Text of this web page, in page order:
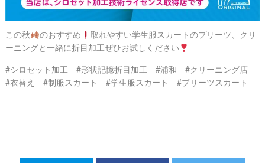
この秋 のおすすめ
取れやすい学生服スカートのプリーツ、クリ
ーニングと一緒に折目加工ぜひお試しください
#シロセット加工 #形状記憶折目加工 #浦和 #クリーニング店
#衣替え #制服スカート #学生服スカート #プリーツスカート